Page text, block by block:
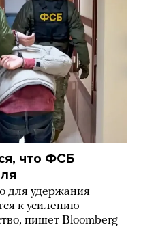
что ФСБ
для удержания
к усилению
пишет Bloomberg